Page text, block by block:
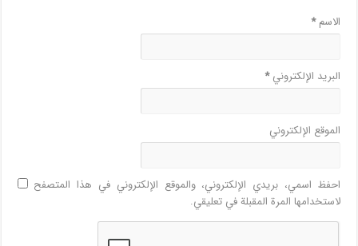
الاسم*
البريد الإلكتروني*
الموقع الإلكتروني
احفظ اسمي، بريدي الإلكتروني، والموقع الإلكتروني في هذا المتصفح
لاستخدامها المرة المقبلة في تعليقي.